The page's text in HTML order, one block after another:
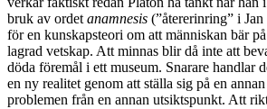
bruk av ordetanamnesis (”återerinring” i
för en kunskapsteori om att människan bär
lagrad vetskap. Att minnas blir då inte att
döda föremål i ett museum. Snarare handlar
en ny realitet genom att ställa sig på en
problemen från en annan utsiktspunkt. Att